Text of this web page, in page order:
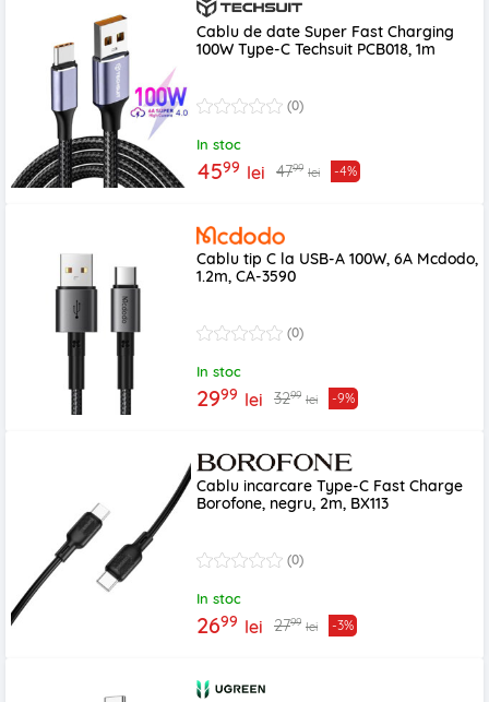
Cablu de date Super Fast Charging
100W Type-C Techsuit PCB018, 1m
(0)
In stoc
4599 lei 4799 lei -4%
Cablu tip C la USB-A 100W, 6A Mcdodo,
1.2m, CA-3590
(0)
In stoc
2999 lei 3299 lei -9%
Cablu incarcare Type-C Fast Charge
Borofone, negru, 2m, BX113
(0)
In stoc
2699 lei 2799 lei -3%